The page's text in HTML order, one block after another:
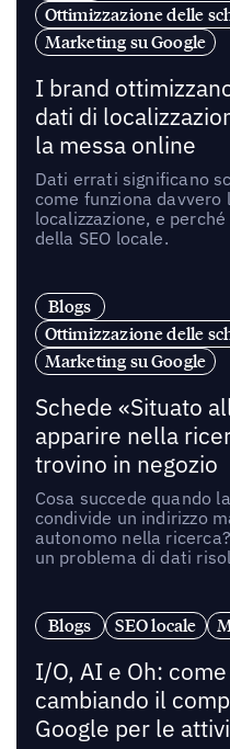
Ottimizzazione delle
Marketing su Google
I brand
dati di
la messa online
Dati errati significano
come funziona davvero
localizzazione, e
della SEO locale.
Blogs
Ottimizzazione delle
Marketing su Google
Schede «Situato
apparire nella
trovino in negozio
Cosa succede quando
condivide un indirizzo
autonomo nella
un problema di dati
Blogs SEO locale
I/O, AI e Oh:
cambiando il
Google per le